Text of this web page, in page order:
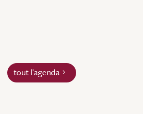
tout l'agenda